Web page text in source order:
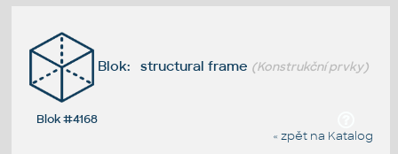
Blok: structural frame (Konstrukční prvky)
Blok #4168
« zpět na Katalog